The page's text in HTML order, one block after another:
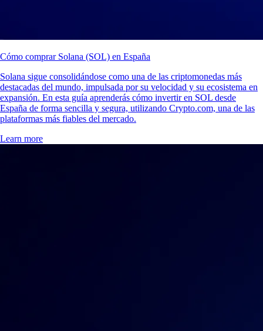
Cómo comprar Solana (SOL) en España
Solana sigue consolidándose como una de las criptomonedas más
destacadas del mundo, impulsada por su velocidad y su ecosistema en
expansión. En esta guía aprenderás cómo invertir en SOL desde
España de forma sencilla y segura, utilizando Crypto.com, una de las
plataformas más fiables del mercado.
Learn more